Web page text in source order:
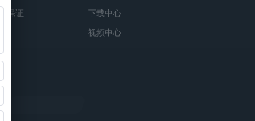
质保证 下载中心
视频中心